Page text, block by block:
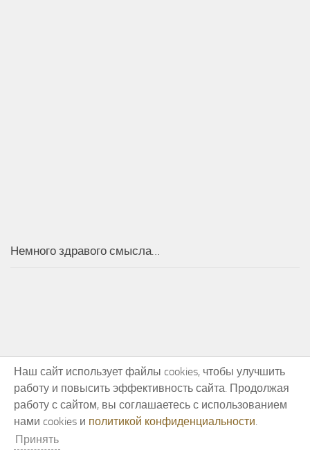
Немного здравого смысла…
Наш сайт использует файлы cookies, чтобы улучшить
работу и повысить эффективность сайта. Продолжая
работу с сайтом, вы соглашаетесь с использованием
нами cookies и политикой конфиденциальности.
Принять